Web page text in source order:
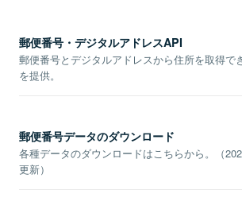
郵便番号・デジタルアドレスAPI
郵便番号とデジタルアドレスから住所を取得で
を提供。
郵便番号データのダウンロード
各種データのダウンロードはこちらから。（
更新）